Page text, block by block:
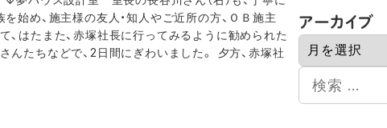
始め、施主様の友人・知人やご近所の方、ＯＢ施主
、はたまた、赤塚社長に行ってみるように勧められた
んたちなどで、2日間にぎわいました。 夕方、赤塚社
アーカイブ
ー
イ
検